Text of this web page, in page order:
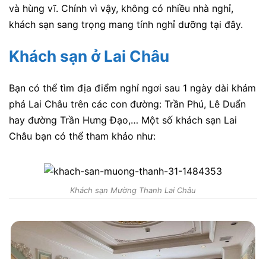
và hùng vĩ. Chính vì vậy, không có nhiều nhà nghỉ,
khách sạn sang trọng mang tính nghỉ dưỡng tại đây.
Khách sạn ở Lai Châu
Bạn có thể tìm địa điểm nghỉ ngơi sau 1 ngày dài khám
phá Lai Châu trên các con đường: Trần Phú, Lê Duẩn
hay đường Trần Hưng Đạo,… Một số khách sạn Lai
Châu bạn có thể tham khảo như:
Khách sạn Mường Thanh Lai Châu